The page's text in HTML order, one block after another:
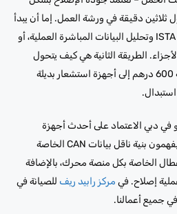
ثلاثين دقيقة في ورشة العمل. إما أن يبدأ
الفحص التشخيصي المناسب لـ ISTA وتحليل البيانات المباشرة العملية، أو
الطريقة الثانية هي كيف يتحول
إصلاح الأسلاك الذي تبلغ تكلفته 600 درهم إلى أجهزة استشعار بديلة
في دبي الاعتماد على أحدث أجهزة
التشخيص، وفنيين متخصصين يفهمون بنية ناقل بيانات CAN الخاصة
الخاصة بكل منصة محرك، بالإضافة
إصلاح. في مركز رابيد ريف للصيانة في
في جميع أعمالنا.